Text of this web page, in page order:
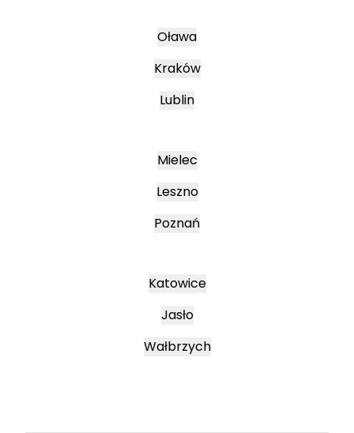
Oława
Kraków
Lublin
Mielec
Leszno
Poznań
Katowice
Jasło
Wałbrzych